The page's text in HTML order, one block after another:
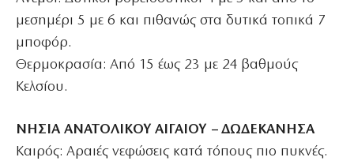
μεσημέρι 5 με 6 και πιθανώς στα δυτικά τοπικά 7
μποφόρ.
Θερμοκρασία: Από 15 έως 23 με 24 βαθμούς
Κελσίου.
ΝΗΣΙΑ ΑΝΑΤΟΛΙΚΟΥ ΑΙΓΑΙΟΥ – ΔΩΔΕΚΑΝΗΣΑ
Καιρός: Αραιές νεφώσεις κατά τόπους πιο πυκνές.